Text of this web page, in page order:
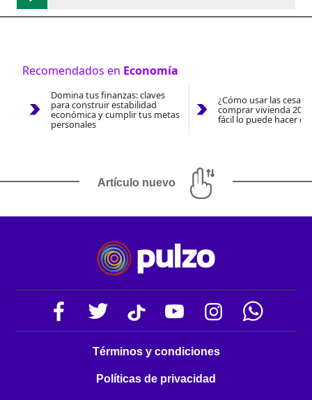
Recomendados en Economía
Domina tus finanzas: claves
para construir estabilidad
económica y cumplir tus metas
personales
¿Cómo usar las
comprar vivienda
fácil lo puede hacer
Artículo nuevo
Términos y condiciones
Políticas de privacidad